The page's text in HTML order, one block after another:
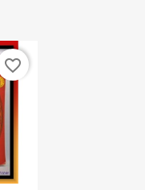
favorite_border